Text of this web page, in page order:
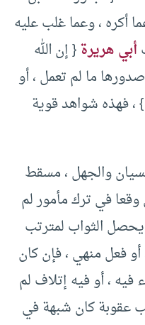
أكره ، وعما غلب عليه
أبي هريرة{ إن الله
ما لم تعمل ، أو
} ، فهذه شواهد قوية
والجهل ، مسقط
وقعا في ترك مأمور لم
الثواب لمترتب
، أو فعل منهي ، فإن كان
، أو فيه إتلاف لم
عقوبة كان شبهة في